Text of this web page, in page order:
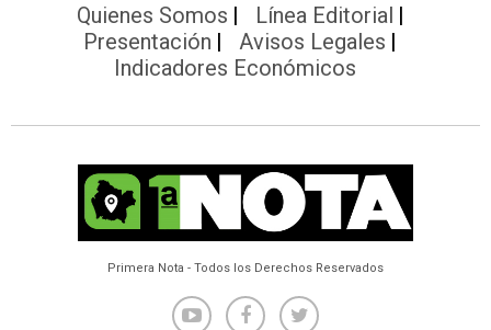
Quienes Somos
Línea Editorial
Presentación
Avisos Legales
Indicadores Económicos
Primera Nota - Todos los Derechos Reservados